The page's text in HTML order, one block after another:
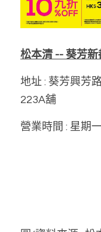
松本清 -- 葵芳
地址 : 葵芳興芳
223A舖
營業時間 : 星期